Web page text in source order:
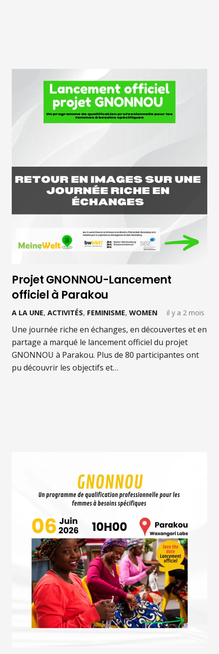
Projet GNONNOU-Lancement
officiel à Parakou
A LA UNE, ACTIVITÉS, FEMINISME, WOMEN il y a 2 mois
Une journée riche en échanges, en découvertes et en
partage a marqué le lancement officiel du projet
GNONNOU à Parakou. Plus de 80 participantes ont
pu découvrir les objectifs et…